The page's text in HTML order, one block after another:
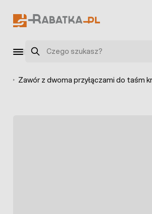
Szukaj
> Zawór z dwoma przyłączami do taśm